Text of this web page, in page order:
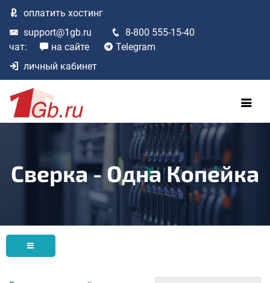
оплатить хостинг
support@1gb.ru
8-800 555-15-40
чат:
на сайте
Telegram
личный кабинет
Сверка - Одна Копейка